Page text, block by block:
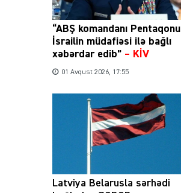
“ABŞ komandanı Pentaqonu
İsrailin müdafiəsi ilə bağlı
xəbərdar edib” – KİV
01 Avqust 2026, 17:55
Latviya Belarusla sərhədi